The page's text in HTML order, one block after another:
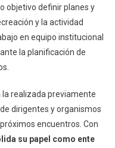
objetivo definir planes y
y la actividad
en equipo institucional
la planificación de
la realizada previamente
dirigentes y organismos
encuentros. Con
su papel como ente